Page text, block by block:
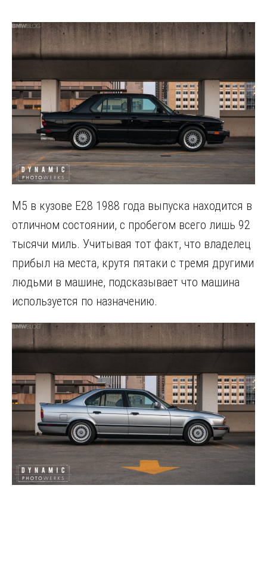
M5 в кузове E28 1988 года выпуска находится в
отличном состоянии, с пробегом всего лишь 92
тысячи миль. Учитывая тот факт, что владелец
прибыл на места, крутя пятаки с тремя другими
людьми в машине, подсказывает что машина
используется по назначению.